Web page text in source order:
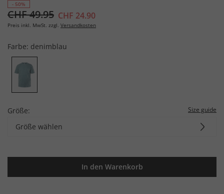
- 50%
CHF 49.95 CHF 24.90
Preis inkl. MwSt. zzgl. Versandkosten
Farbe: denimblau
Größe: Size guide
Größe wählen
In den Warenkorb